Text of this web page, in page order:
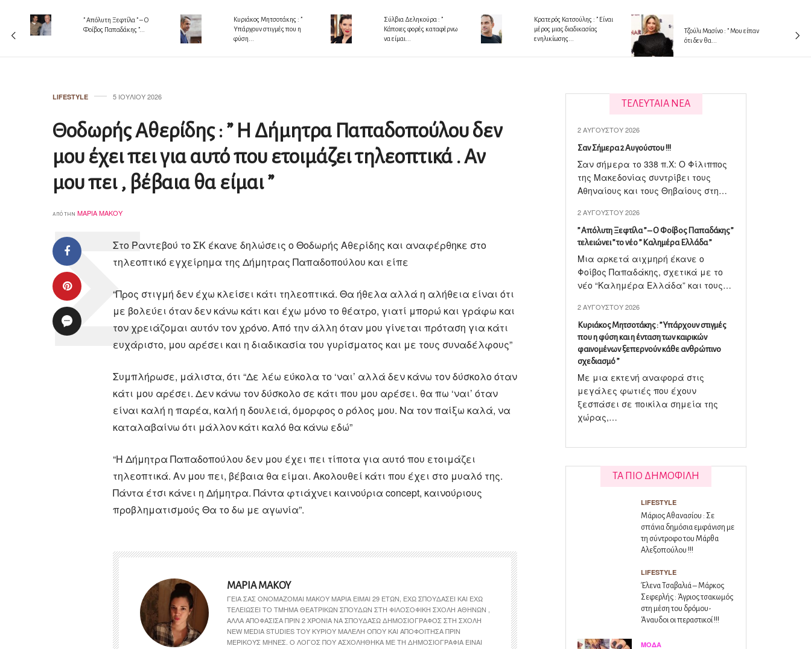
” Απόλυτη Ξεφτίλα ” – Ο
Φοίβος Παπαδάκης ”...
Κυριάκος Μητσοτάκης : ”
Υπάρχουν στιγμές που η
φύση...
Σύλβια Δεληκούρα : ”
Κάποιες φορές καταφέρνω
να είμαι...
Κρατερός Κατσούλης : ” Είναι
μέρος μιας διαδικασίας
ενηλικίωσης...
Tζούλι Μασίνο : ” Μου είπαν
ότι δεν θα...
LIFESTYLE 5 ΙΟΥΛΊΟΥ 2026
Θοδωρής Αθερίδης : ” Η Δήμητρα Παπαδοπούλου δεν
μου έχει πει για αυτό που ετοιμάζει τηλεοπτικά . Αν
μου πει , βέβαια θα είμαι ”
από την ΜΑΡΊΑ ΜΆΚΟΥ
Στο Ραντεβού το ΣΚ έκανε δηλώσεις ο Θοδωρής Αθερίδης και αναφέρθηκε στο
τηλεοπτικό εγχείρημα της Δήμητρας Παπαδοπούλου και είπε
“Προς στιγμή δεν έχω κλείσει κάτι τηλεοπτικά. Θα ήθελα αλλά η αλήθεια είναι ότι
με βολεύει όταν δεν κάνω κάτι και έχω μόνο το θέατρο, γιατί μπορώ και γράφω και
τον χρειάζομαι αυτόν τον χρόνο. Από την άλλη όταν μου γίνεται πρόταση για κάτι
ευχάριστο, μου αρέσει και η διαδικασία του γυρίσματος και με τους συναδέλφους”
Συμπλήρωσε, μάλιστα, ότι “Δε λέω εύκολα το ‘ναι’ αλλά δεν κάνω τον δύσκολο όταν
κάτι μου αρέσει. Δεν κάνω τον δύσκολο σε κάτι που μου αρέσει. θα πω ‘ναι’ όταν
είναι καλή η παρέα, καλή η δουλειά, όμορφος ο ρόλος μου. Να τον παίξω καλά, να
καταλαβαίνω ότι μάλλον κάτι καλό θα κάνω εδώ”
“Η Δήμητρα Παπαδοπούλου δεν μου έχει πει τίποτα για αυτό που ετοιμάζει
τηλεοπτικά. Αν μου πει, βέβαια θα είμαι. Ακολουθεί κάτι που έχει στο μυαλό της.
Πάντα έτσι κάνει η Δήμητρα. Πάντα φτιάχνει καινούρια concept, καινούριους
προβληματισμούς Θα το δω με αγωνία”.
ΜΑΡΊΑ ΜΆΚΟΥ
ΓΕΙΑ ΣΑΣ ΟΝΟΜΆΖΟΜΑΙ ΜΆΚΟΥ ΜΑΡΊΑ ΕΊΜΑΙ 29 ΕΤΏΝ, ΈΧΩ ΣΠΟΥΔΆΣΕΙ ΚΑΙ ΈΧΩ
ΤΕΛΕΙΏΣΕΙ ΤΟ ΤΜΉΜΑ ΘΕΑΤΡΙΚΏΝ ΣΠΟΥΔΏΝ ΣΤΗ ΦΙΛΟΣΟΦΙΚΉ ΣΧΟΛΉ ΑΘΗΝΏΝ ,
ΑΛΛΆ ΑΠΟΦΆΣΙΣΑ ΠΡΙΝ 2 ΧΡΌΝΙΑ ΝΑ ΣΠΟΥΔΆΣΩ ΔΗΜΟΣΙΟΓΡΆΦΟΣ ΣΤΗ ΣΧΟΛΉ
NEW MEDIA STUDIES ΤΟΥ ΚΎΡΙΟΥ ΜΑΛΈΛΗ ΌΠΟΥ ΚΑΙ ΑΠΟΦΟΊΤΗΣΑ ΠΡΙΝ
ΜΕΡΙΚΟΎΣ ΜΉΝΕΣ. Ο ΛΌΓΟΣ ΠΟΥ ΑΣΧΟΛΉΘΗΚΑ ΜΕ ΤΗ ΔΗΜΟΣΙΟΓΡΑΦΊΑ ΕΊΝΑΙ
ΤΕΛΕΥΤΑΙΑ ΝΕΑ
2 ΑΥΓΟΎΣΤΟΥ 2026
Σαν Σήμερα 2 Αυγούστου !!!
Σαν σήμερα το 338 π.X: Ο Φίλιππος
της Μακεδονίας συντρίβει τους
Αθηναίους και τους Θηβαίους στη…
2 ΑΥΓΟΎΣΤΟΥ 2026
” Απόλυτη Ξεφτίλα ” – Ο Φοίβος Παπαδάκης ”
τελειώνει ” το νέο ” Καλημέρα Ελλάδα ”
Μια αρκετά αιχμηρή έκανε ο
Φοίβος Παπαδάκης, σχετικά με το
νέο “Καλημέρα Ελλάδα” και τους…
2 ΑΥΓΟΎΣΤΟΥ 2026
Κυριάκος Μητσοτάκης : ” Υπάρχουν στιγμές
που η φύση και η ένταση των καιρικών
φαινομένων ξεπερνούν κάθε ανθρώπινο
σχεδιασμό ”
Με μια εκτενή αναφορά στις
μεγάλες φωτιές που έχουν
ξεσπάσει σε ποικίλα σημεία της
χώρας,…
ΤΑ ΠΙΟ ΔΗΜΟΦΙΛΗ
LIFESTYLE
Μάριος Αθανασίου : Σε
σπάνια δημόσια εμφάνιση με
τη σύντροφο του Μάρθα
Αλεξοπούλου !!!
LIFESTYLE
Έλενα Τσαβαλιά – Μάρκος
Σεφερλής : Άγριος τσακωμός
στη μέση του δρόμου-
Άναυδοι οι περαστικοί !!!
ΜΌΔΑ